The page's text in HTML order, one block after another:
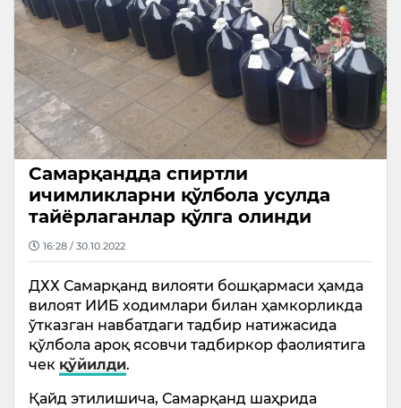
Самарқандда спиртли
ичимликларни қўлбола усулда
тайёрлаганлар қўлга олинди
16:28 / 30.10.2022
ДХХ Самарқанд вилояти бошқармаси ҳамда
вилоят ИИБ ходимлари билан ҳамкорликда
ўтказган навбатдаги тадбир натижасида
қўлбола ароқ ясовчи тадбиркор фаолиятига
чек қўйилди.
Қайд этилишича, Самарқанд шаҳрида